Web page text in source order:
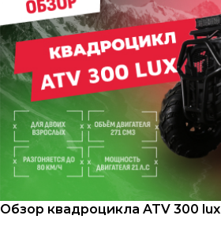
Обзор квадроцикла ATV 300 lux